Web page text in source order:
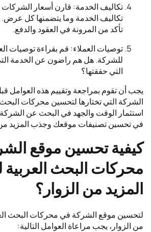
تكاليف الخدمة: قارن أسعار
تكاليف الخدمة وما يتضمنها كل عرض.
تأكد من المرونة في العقود والدفع.
توصيات العملاء: قم بقراءة توصيات
للشركة. هل هم راضون عن الخدمة التي
التي حققتها؟
يجب أن تقوم بمراجعة وتقييم هذه العوامل
الشركة التي تختارها لتحسين محركات
استثمار الوقت والجهد في البحث عن
في تحسين تصنيفات موقعك وجذب المزيد من
كيفية تحسين موقع
محركات البحث
المزيد من الزوار؟
لتحسين موقع الشركة في محركات البحث
من الزوار، يجب مراعاة العوامل التالية: